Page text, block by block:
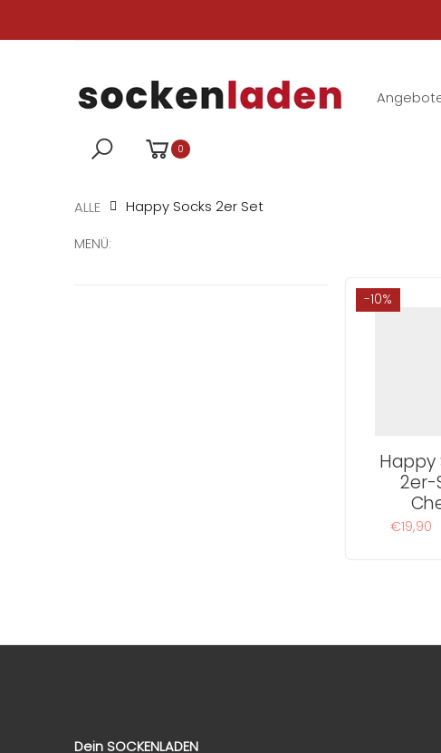
0
ALLE Happy Socks 2er Set
-10%
Happy
2er-
€19,90
MENÜ:
Dein SOCKENLADEN